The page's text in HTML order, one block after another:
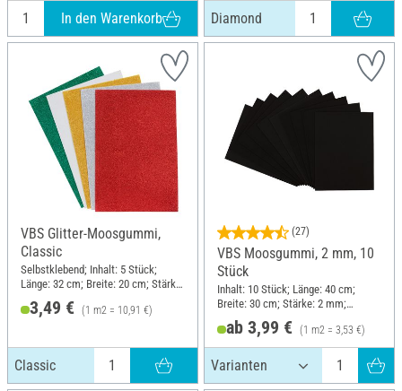
In den Warenkorb Diamond
VBS Glitter-Moosgummi,
Classic
Selbstklebend; Inhalt: 5 Stück;
Länge: 32 cm; Breite: 20 cm; Stärke:
1.6 mm; Material: Kunststoff
3,49 € (1 m2 = 10,91 €)
Classic
(27)
VBS Moosgummi, 2 mm, 10
Stück
Inhalt: 10 Stück; Länge: 40 cm;
Breite: 30 cm; Stärke: 2 mm;
Material: Moosgummi
ab 3,99 € (1 m2 = 3,53 €)